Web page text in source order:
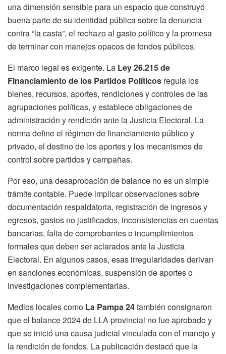
una dimensión sensible para un espacio que construyó
buena parte de su identidad pública sobre la denuncia
contra “la casta”, el rechazo al gasto político y la promesa
de terminar con manejos opacos de fondos públicos.
El marco legal es exigente. La Ley 26.215 de
Financiamiento de los Partidos Políticos regula los
bienes, recursos, aportes, rendiciones y controles de las
agrupaciones políticas, y establece obligaciones de
administración y rendición ante la Justicia Electoral. La
norma define el régimen de financiamiento público y
privado, el destino de los aportes y los mecanismos de
control sobre partidos y campañas.
Por eso, una desaprobación de balance no es un simple
trámite contable. Puede implicar observaciones sobre
documentación respaldatoria, registración de ingresos y
egresos, gastos no justificados, inconsistencias en cuentas
bancarias, falta de comprobantes o incumplimientos
formales que deben ser aclarados ante la Justicia
Electoral. En algunos casos, esas irregularidades derivan
en sanciones económicas, suspensión de aportes o
investigaciones complementarias.
Medios locales como La Pampa 24también consignaron
que el balance 2024 de LLA provincial no fue aprobado y
que se inició una causa judicial vinculada con el manejo y
la rendición de fondos. La publicación destacó que la